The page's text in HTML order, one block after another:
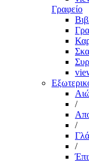
Γραφείο
/
/
/